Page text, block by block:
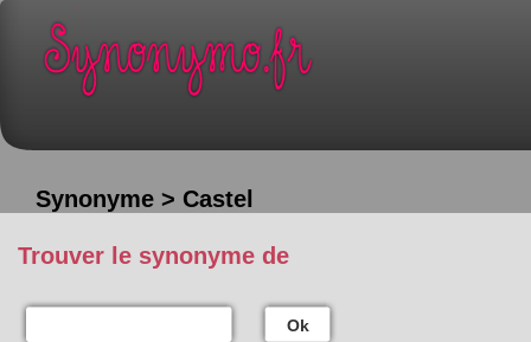
Synonyme > Castel
Trouver le synonyme de
Ok